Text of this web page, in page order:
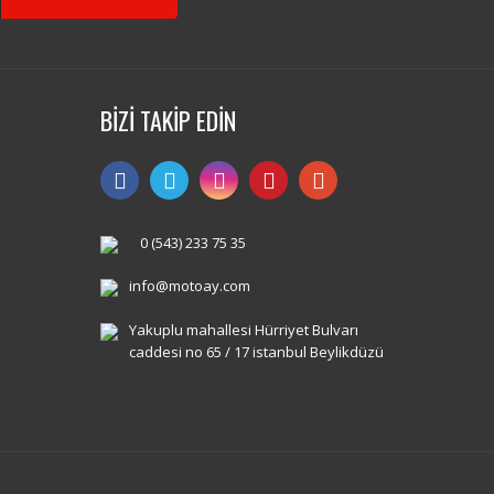
BİZİ TAKİP EDİN
0 (543) 233 75 35
info@motoay.com
Yakuplu mahallesi Hürriyet Bulvarı
caddesi no 65 / 17 istanbul Beylikdüzü